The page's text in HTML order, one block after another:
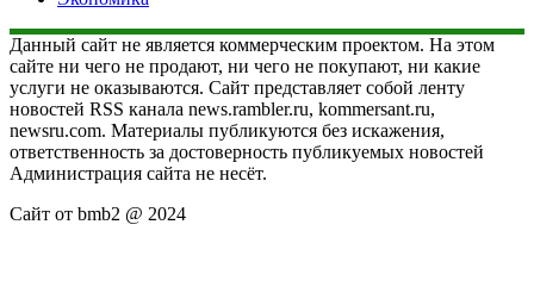
Данный сайт не является коммерческим проектом. На этом
сайте ни чего не продают, ни чего не покупают, ни какие
услуги не оказываются. Сайт представляет собой ленту
новостей RSS канала news.rambler.ru, kommersant.ru,
newsru.com. Материалы публикуются без искажения,
ответственность за достоверность публикуемых новостей
Администрация сайта не несёт.
Сайт от bmb2 @ 2024